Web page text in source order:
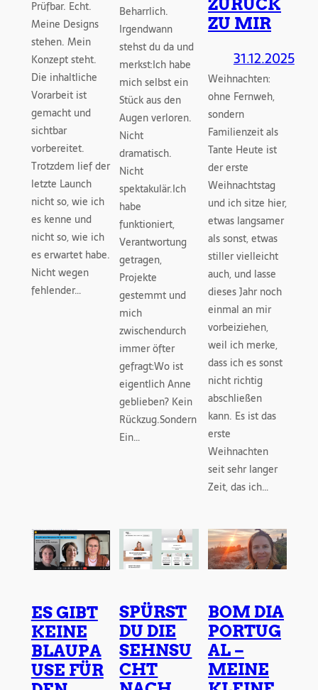
Prüfbar. Echt.
Meine Designs
stehen. Mein
Konzept steht.
Die inhaltliche
Vorarbeit ist
gemacht und
sichtbar
vorbereitet.
Trotzdem lief der
letzte Launch
nicht so, wie ich
es kenne und
nicht so, wie ich
es erwartet habe.
Nicht wegen
fehlender…
Beharrlich.
Irgendwann
stehst du da und
merkst:Ich habe
mich selbst ein
Stück aus den
Augen verloren.
Nicht
dramatisch.
Nicht
spektakulär.Ich
habe
funktioniert,
Verantwortung
getragen,
Projekte
gestemmt und
mich
zwischendurch
immer öfter
gefragt:Wo ist
eigentlich Anne
geblieben? Kein
Rückzug.Sondern
Ein…
ZURÜCK
ZU MIR
31.12.2025
Weihnachten:
ohne Fernweh,
sondern
Familienzeit als
Tante Heute ist
der erste
Weihnachtstag
und ich sitze hier,
etwas langsamer
als sonst, etwas
stiller vielleicht
auch, und lasse
dieses Jahr noch
einmal an mir
vorbeiziehen,
weil ich merke,
dass ich es sonst
nicht richtig
abschließen
kann. Es ist das
erste
Weihnachten
seit sehr langer
Zeit, das ich…
ES GIBT
KEINE
BLAUPA
USE FÜR
SPÜRST
DU DIE
SEHNSU
CHT
BOM DIA
PORTUG
AL –
MEINE